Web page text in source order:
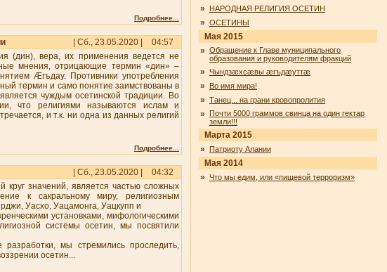
Подробнее...
| Сб., 23.05.2020 |
04:57
(дин), вера, их применения ведется не
мнения, отрицающие термин «дин» –
Æгъдау. Противники употребления
термин и само понятие заимствованы в
чуждым осетинской традиции. Во
что религиями называются ислам и
и т.к. ни одна из данных религий
Подробнее...
| Сб., 23.05.2020 |
04:32
круг значений, является частью сложных
к сакральному миру, религиозным
Уасхо, Уацамонга, Уацкупп и
установками, мифологическими
системы осетин, мы посвятили
мы стремились проследить,
осетин...
» НАРОДНАЯ РЕЛИГИЯ ОСЕТИН
» ОСЕТИНЫ
Мая 2015
» Обращение к Главе муниципального
образования и руководителям фракций
» Чындзӕхсӕвы ӕгъдӕуттӕ
» Во имя мира!
» Танец... на грани кровопролития
» Почти 5000 граммов свинца на один гектар
земли!!!
Марта 2015
» Патриоту Алании
Мая 2014
» Что мы едим, или «пищевой терроризм»